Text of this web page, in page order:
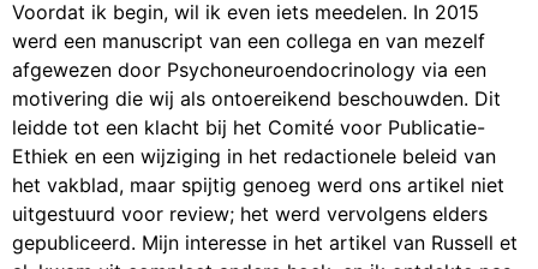
Voordat ik begin, wil ik even iets meedelen. In 2015
werd een manuscript van een collega en van mezelf
afgewezen door Psychoneuroendocrinology via een
motivering die wij als ontoereikend beschouwden. Dit
leidde tot een klacht bij het Comité voor Publicatie-
Ethiek en een wijziging in het redactionele beleid van
het vakblad, maar spijtig genoeg werd ons artikel niet
uitgestuurd voor review; het werd vervolgens elders
gepubliceerd. Mijn interesse in het artikel van Russell et